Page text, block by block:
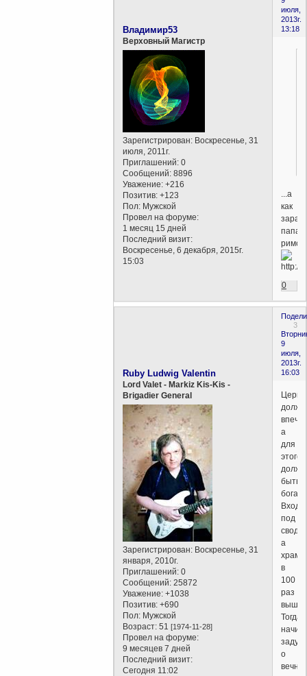
июля,
2013г.
13:18
Владимир53
Верховный Магистр
Зарегистрирован: Воскресенье, 31
июля, 2011г.
Приглашений: 0
Сообщений: 8896
Уважение: +216
Позитив: +123
Пол: Мужской
Провел на форуме:
1 месяц 15 дней
Последний визит:
Воскресенье, 6 декабря, 2015г.
15:03
...а
как
папа
0
3
9
июля,
2013г.
16:03
Ruby Ludwig Valentin
Lord Valet - Markiz Kis-Kis -
Brigadier General
Зарегистрирован: Воскресенье, 31
января, 2010г.
Приглашений: 0
Сообщений: 25872
Уважение: +1038
Позитив: +690
Пол: Мужской
Возраст: 51[1974-11-28]
Провел на форуме:
9 месяцев 7 дней
Последний визит:
Сегодня 11:02
а
для
этого
быть
под
свод,
а
храм
в
100
раз
выше.
Тогда
о